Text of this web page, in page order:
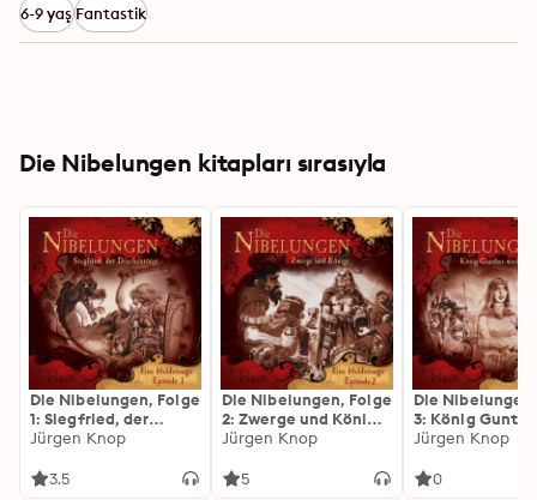
6-9 yaşFantastik
Die Nibelungen kitapları sırasıyla
Die Nibelungen, Folge
1: Siegfried, der
Drachentöter:
Drachentöter
Jürgen Knop
3.5
Die Nibelungen, Folge
2: Zwerge und Könige:
Zwerge und Könige
Jürgen Knop
5
Die
3: König
munter: König
Jürgen Knop
0